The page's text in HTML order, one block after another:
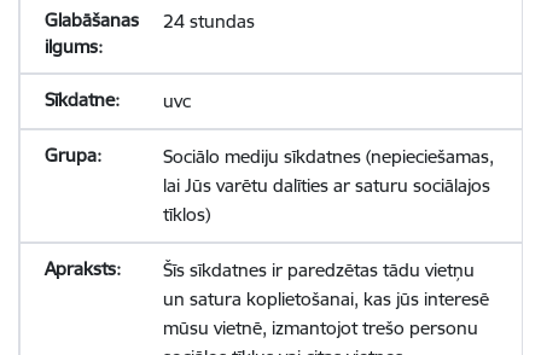
24 stundas
uvc
Sociālo mediju sīkdatnes (nepieciešamas,
lai Jūs varētu dalīties ar saturu sociālajos
tīklos)
Šīs sīkdatnes ir paredzētas tādu vietņu
un satura koplietošanai, kas jūs interesē
mūsu vietnē, izmantojot trešo personu